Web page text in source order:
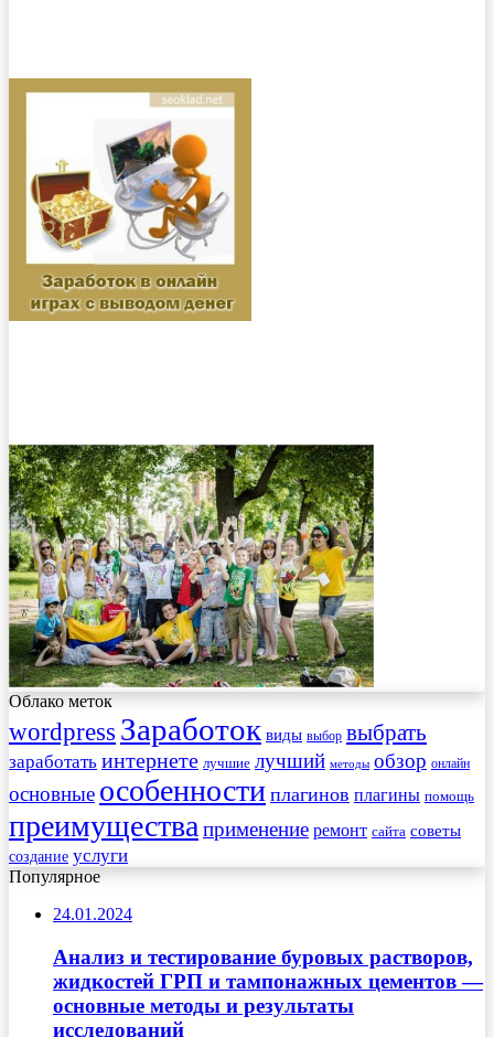
Облако меток
wordpress Заработок виды выбор выбрать
заработать интернете лучшие лучший методы обзор онлайн
основные особенности плагинов плагины помощь
преимущества применение ремонт сайта советы
создание услуги
Популярное
24.01.2024
Анализ и тестирование буровых растворов,
жидкостей ГРП и тампонажных цементов —
основные методы и результаты
исследований